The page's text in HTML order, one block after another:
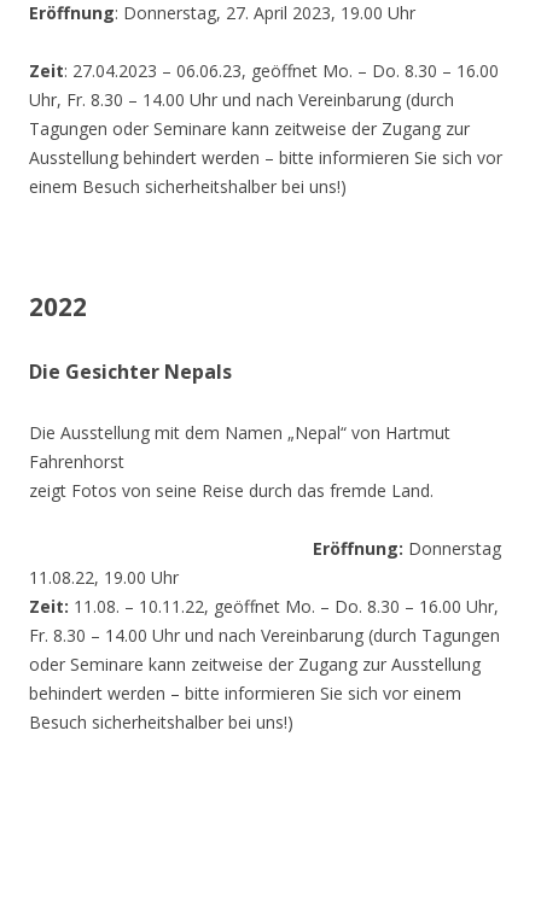
Eröffnung: Donnerstag, 27. April 2023, 19.00 Uhr
Zeit: 27.04.2023 – 06.06.23, geöffnet Mo. – Do. 8.30 – 16.00
Uhr, Fr. 8.30 – 14.00 Uhr und nach Vereinbarung (durch
Tagungen oder Seminare kann zeitweise der Zugang zur
Ausstellung behindert werden – bitte informieren Sie sich vor
einem Besuch sicherheitshalber bei uns!)
2022
Die Gesichter Nepals
Die Ausstellung mit dem Namen „Nepal“ von Hartmut
Fahrenhorst
zeigt Fotos von seine Reise durch das fremde Land.
Eröffnung: Donnerstag
11.08.22, 19.00 Uhr
Zeit: 11.08. – 10.11.22, geöffnet Mo. – Do. 8.30 – 16.00 Uhr,
Fr. 8.30 – 14.00 Uhr und nach Vereinbarung (durch Tagungen
oder Seminare kann zeitweise der Zugang zur Ausstellung
behindert werden – bitte informieren Sie sich vor einem
Besuch sicherheitshalber bei uns!)